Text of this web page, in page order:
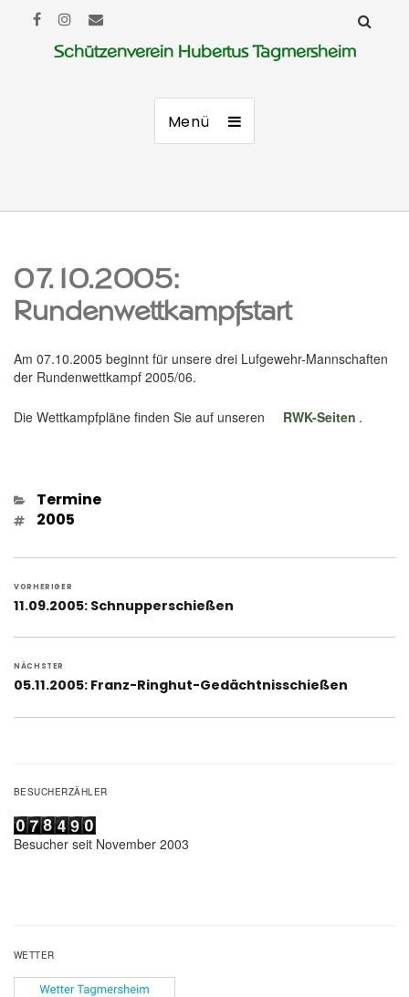
Schützenverein Hubertus Tagmersheim
Menü
07.10.2005:
Rundenwettkampfstart
Am 07.10.2005 beginnt für unsere drei Lufgewehr-Mannschaften
der Rundenwettkampf 2005/06.
Die Wettkampfpläne finden Sie auf unseren RWK-Seiten .
Kategorien
Termine
Schlagwörter
2005
VORHERIGER
Vorheriger
11.09.2005: Schnupperschießen
NÄCHSTER
Nächster
05.11.2005: Franz-Ringhut-Gedächtnisschießen
BESUCHERZÄHLER
Besucher seit November 2003
WETTER